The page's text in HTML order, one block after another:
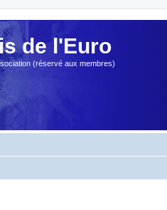
de l'Euro
(réservé aux membres)